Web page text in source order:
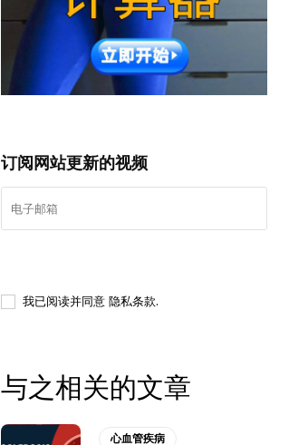
订阅网站更新的视频
我已阅读并同意 隐私条款.
与之相关的文章
心血管疾病